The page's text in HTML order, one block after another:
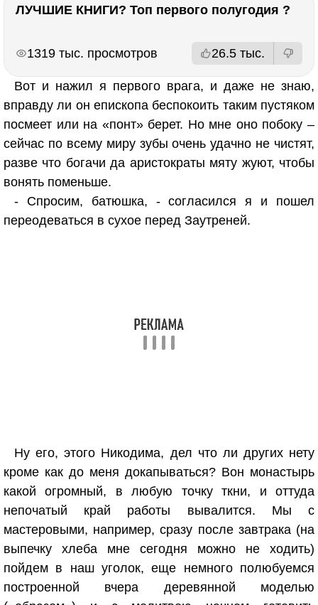
ЛУЧШИЕ КНИГИ? Топ первого полугодия ?
1319 тыс. просмотров 26.5 тыс.
Вот и нажил я первого врага, и даже не знаю,
вправду ли он епископа беспокоить таким пустяком
посмеет или на «понт» берет. Но мне оно побоку –
сейчас по всему миру зубы очень удачно не чистят,
разве что богачи да аристократы мяту жуют, чтобы
вонять поменьше.
- Спросим, батюшка, - согласился я и пошел
переодеваться в сухое перед Заутреней.
Ну его, этого Никодима, дел что ли других нету
кроме как до меня докапываться? Вон монастырь
какой огромный, в любую точку ткни, и оттуда
непочатый край работы вывалится. Мы с
мастеровыми, например, сразу после завтрака (на
выпечку хлеба мне сегодня можно не ходить)
пойдем в наш уголок, еще немного полюбуемся
построенной вчера деревянной моделью